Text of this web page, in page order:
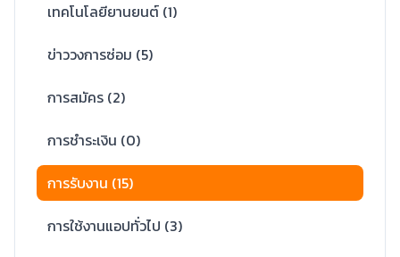
เทคโนโลยียานยนต์ (1)
ข่าววงการซ่อม (5)
การสมัคร (2)
การชำระเงิน (0)
การรับงาน (15)
การใช้งานแอปทั่วไป (3)